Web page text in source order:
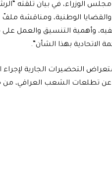
الوزراء، في بيان تلقته
الوطنية، ومناقشة ملفّ
وأهمية التنسيق والعمل
الاتحادية بهذا الشأن”.
التحضيرات الجارية لإجراء
عن تطلعات الشعب العراقي، من